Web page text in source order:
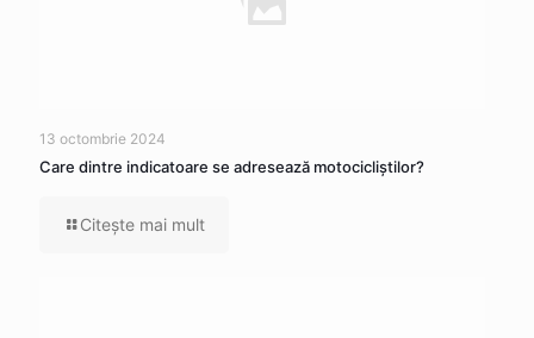
13 octombrie 2024
Care dintre indicatoare se adresează motocicliştilor?
Citeşte mai mult